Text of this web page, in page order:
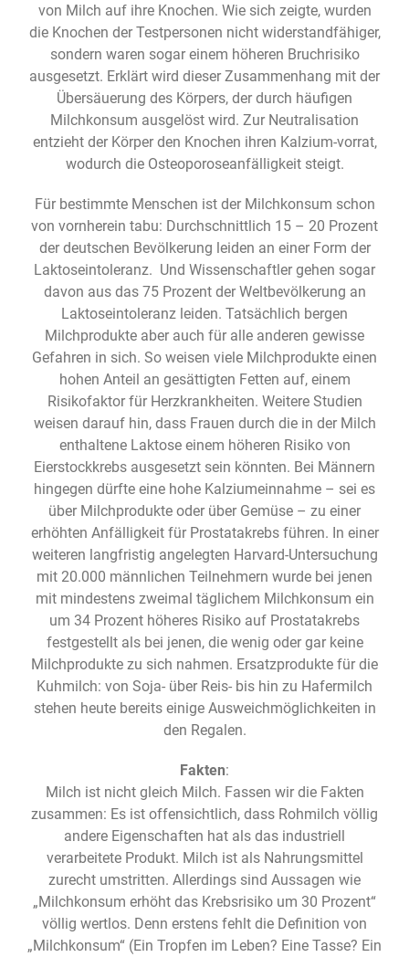
von Milch auf ihre Knochen. Wie sich zeigte, wurden
die Knochen der Testpersonen nicht widerstandfähiger,
sondern waren sogar einem höheren Bruchrisiko
ausgesetzt. Erklärt wird dieser Zusammenhang mit der
Übersäuerung des Körpers, der durch häufigen
Milchkonsum ausgelöst wird. Zur Neutralisation
entzieht der Körper den Knochen ihren Kalzium-vorrat,
wodurch die Osteoporoseanfälligkeit steigt.
Für bestimmte Menschen ist der Milchkonsum schon
von vornherein tabu: Durchschnittlich 15 – 20 Prozent
der deutschen Bevölkerung leiden an einer Form der
Laktoseintoleranz. Und Wissenschaftler gehen sogar
davon aus das 75 Prozent der Weltbevölkerung an
Laktoseintoleranz leiden. Tatsächlich bergen
Milchprodukte aber auch für alle anderen gewisse
Gefahren in sich. So weisen viele Milchprodukte einen
hohen Anteil an gesättigten Fetten auf, einem
Risikofaktor für Herzkrankheiten. Weitere Studien
weisen darauf hin, dass Frauen durch die in der Milch
enthaltene Laktose einem höheren Risiko von
Eierstockkrebs ausgesetzt sein könnten. Bei Männern
hingegen dürfte eine hohe Kalziumeinnahme – sei es
über Milchprodukte oder über Gemüse – zu einer
erhöhten Anfälligkeit für Prostatakrebs führen. In einer
weiteren langfristig angelegten Harvard-Untersuchung
mit 20.000 männlichen Teilnehmern wurde bei jenen
mit mindestens zweimal täglichem Milchkonsum ein
um 34 Prozent höheres Risiko auf Prostatakrebs
festgestellt als bei jenen, die wenig oder gar keine
Milchprodukte zu sich nahmen. Ersatzprodukte für die
Kuhmilch: von Soja- über Reis- bis hin zu Hafermilch
stehen heute bereits einige Ausweichmöglichkeiten in
den Regalen.
Fakten:
Milch ist nicht gleich Milch. Fassen wir die Fakten
zusammen: Es ist offensichtlich, dass Rohmilch völlig
andere Eigenschaften hat als das industriell
verarbeitete Produkt. Milch ist als Nahrungsmittel
zurecht umstritten. Allerdings sind Aussagen wie
„Milchkonsum erhöht das Krebsrisiko um 30 Prozent“
völlig wertlos. Denn erstens fehlt die Definition von
„Milchkonsum“ (Ein Tropfen im Leben? Eine Tasse? Ein